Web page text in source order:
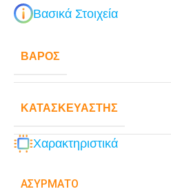
Βασικά Στοιχεία
ΒΆΡΟΣ
ΚΑΤΑΣΚΕΥΑΣΤΉΣ
Χαρακτηριστικά
ΑΣΎΡΜΑΤΟ